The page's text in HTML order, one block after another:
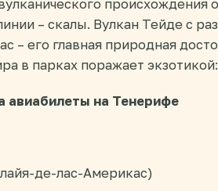
происхождения
– скалы. Вулкан Тейде с
– его главная природная
в парках поражает
авиабилеты на Тенерифе
де-лас-Америкас)